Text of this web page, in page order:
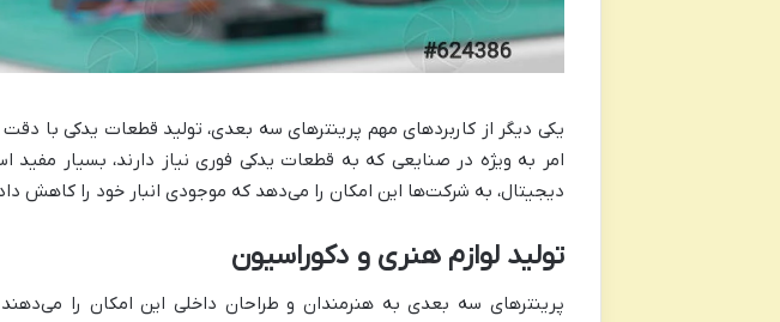
یکی دیگر از کاربرد‌های مهم پرینتر‌های سه بعدی، تولید قطعات یدکی با
امر به ویژه در صنایعی که به قطعات یدکی فوری نیاز دارند، بسیار
دیجیتال، به شرکت‌ها این امکان را می‌دهد که موجودی انبار خود را کاهش
تولید لوازم هنری و دکوراسیون
پرینتر‌های سه بعدی به هنرمندان و طراحان داخلی این امکان را